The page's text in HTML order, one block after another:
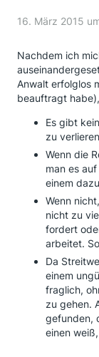
16. März 2015
Nachdem ich
Anwalt erfolglos
beauftragt
Es gibt
zu verlieren
Wenn die
man es
einem
Wenn
nicht zu
fordert
arbeitet.
Da
einem
fraglich,
zu gehen.
gefunden,
einen